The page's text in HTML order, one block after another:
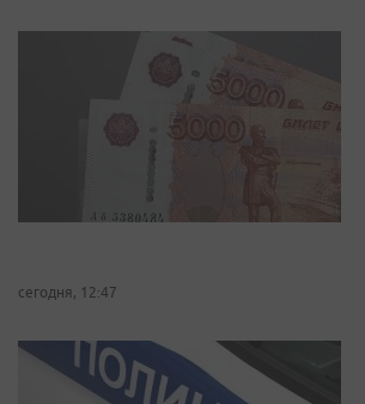
сегодня, 12:47